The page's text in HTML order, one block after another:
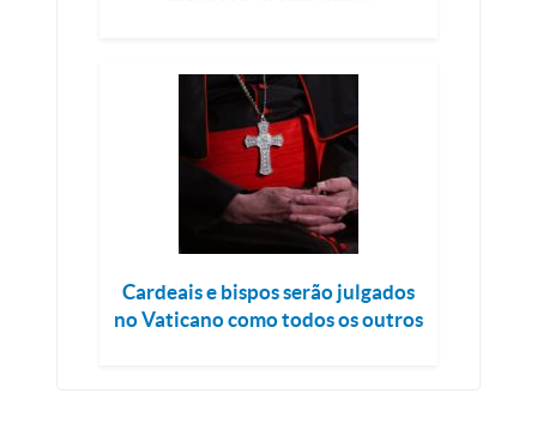
Cardeais e bispos serão julgados
no Vaticano como todos os outros